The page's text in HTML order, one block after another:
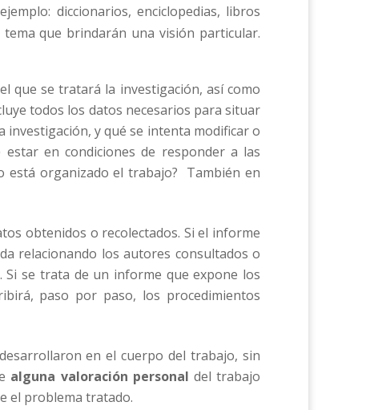
diccionarios, enciclopedias, libros
que brindarán una visión particular.
que se tratará la investigación, así como
todos los datos necesarios para situar
investigación, y qué se intenta modificar o
en condiciones de responder a las
está organizado el trabajo? También en
obtenidos o recolectados. Si el informe
relacionando los autores consultados o
se trata de un informe que expone los
paso por paso, los procedimientos
en el cuerpo del trabajo, sin
alguna valoración personal del trabajo
el problema tratado.